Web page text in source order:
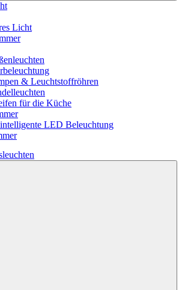
Licht
& Leuchtstoffröhren
für die Küche
LED Beleuchtung